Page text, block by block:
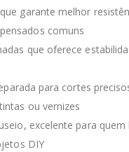
garante melhor
comuns
que oferece
para cortes
ou vernizes
excelente para quem
DIY